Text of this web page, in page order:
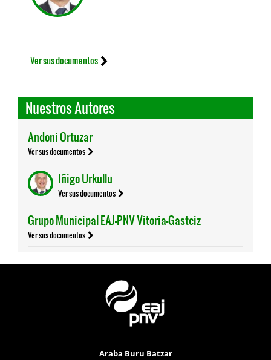
Ver sus documentos
Nuestros Autores
Andoni Ortuzar
Ver sus documentos
Iñigo Urkullu
Ver sus documentos
Grupo Municipal EAJ-PNV Vitoria-Gasteiz
Ver sus documentos
Araba Buru Batzar